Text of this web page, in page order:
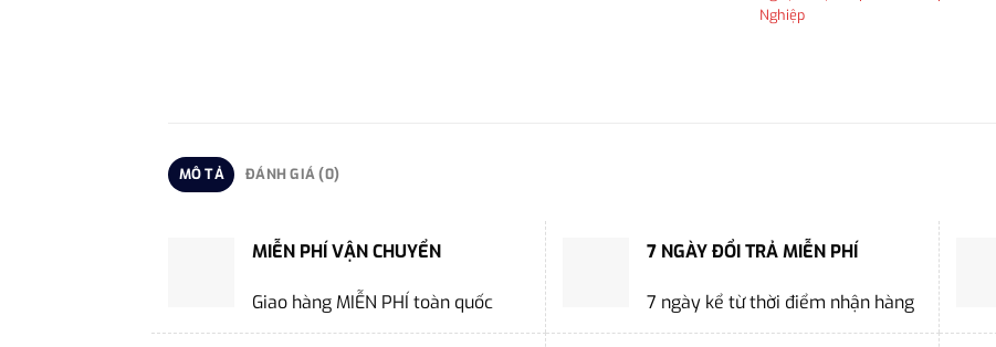
Nghiệp
MÔ TẢ ĐÁNH GIÁ (0)
MIỄN PHÍ VẬN CHUYỂN
Giao hàng MIỄN PHÍ toàn quốc
7 NGÀY ĐỔI TRẢ MIỄN PHÍ
7 ngày kể từ thời điểm nhận hàng